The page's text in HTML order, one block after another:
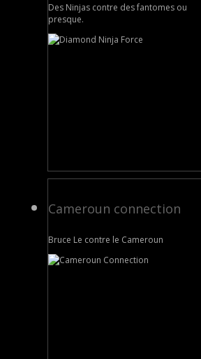
Des Ninjas contre des fantomes ou
presque.
Cameroun connection
Bruce Le contre le Cameroun